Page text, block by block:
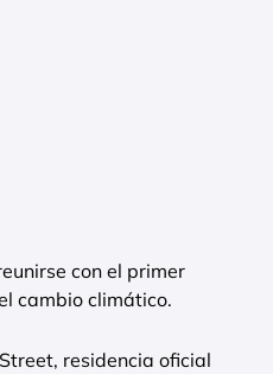
con el primer
cambio climático.
residencia oficial